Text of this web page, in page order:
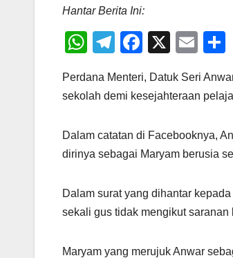
Hantar Berita Ini:
W
at
A
p
T
e
a
m
F
c
e
b
o
k
X
E
ail
e
Perdana Menteri, Datuk Seri
sekolah demi kesejahteraan
Dalam catatan di Facebooknya,
dirinya sebagai Maryam berusia
Dalam surat yang dihantar
sekali gus tidak mengikut
Maryam yang merujuk Anwar